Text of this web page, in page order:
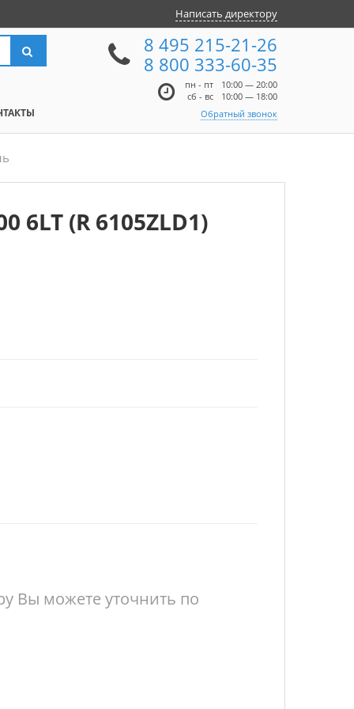
Написать директору
8 495 215-21-26
8 800 333-60-35
пн - пт
10:00 — 20:00
сб - вс
10:00 — 18:00
Обратный звонок
6LT (R 6105ZLD1)
Вы можете уточнить по